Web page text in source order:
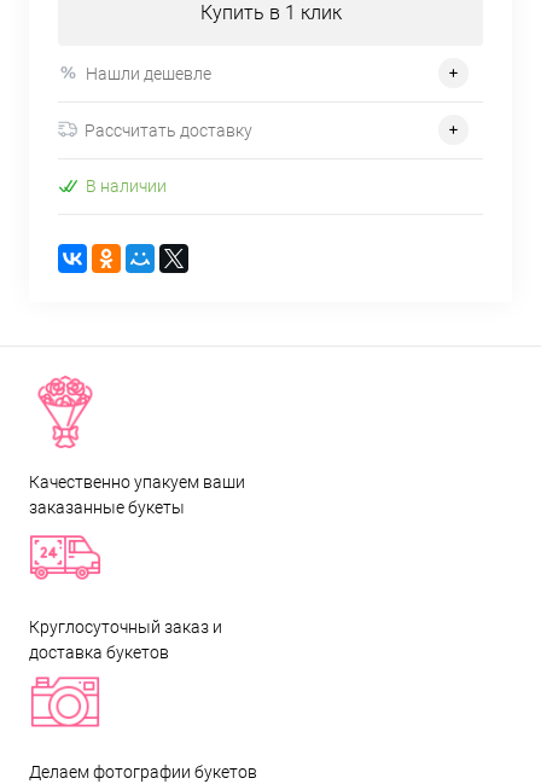
Купить в 1 клик
Нашли дешевле
Рассчитать доставку
В наличии
Качественно упакуем ваши
заказанные букеты
Круглосуточный заказ и
доставка букетов
Делаем фотографии букетов